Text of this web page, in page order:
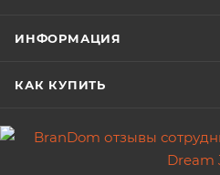
ИНФОРМАЦИЯ
КАК КУПИТЬ